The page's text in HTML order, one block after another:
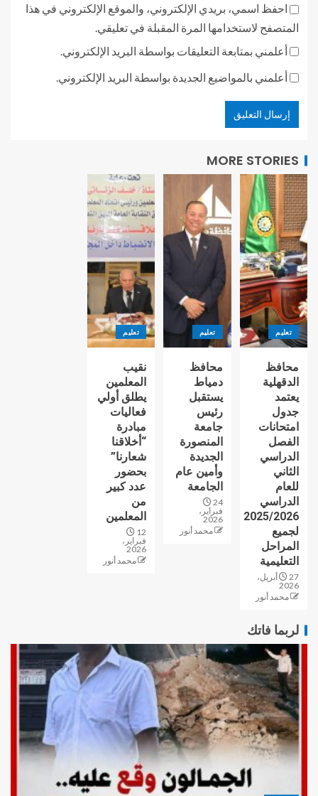
احفظ اسمي، بريدي الإلكتروني، والموقع الإلكتروني في هذا
المتصفح لاستخدامها المرة المقبلة في تعليقي.
أعلمني بمتابعة التعليقات بواسطة البريد الإلكتروني.
أعلمني بالمواضيع الجديدة بواسطة البريد الإلكتروني.
MORE STORIES
تعليم
محافظ
الدقهلية
يعتمد
جدول
امتحانات
الفصل
الدراسي
الثاني
للعام
الدراسي
2025/2026
لجميع
المراحل
التعليمية
27 أبريل،
2026
محمد أنور
تعليم
محافظ
دمياط
يستقبل
رئيس
جامعة
المنصورة
الجديدة
وأمين عام
الجامعة
24
فبراير،
2026
محمد أنور
تعليم
نقيب
المعلمين
يطلق أولي
فعاليات
مبادرة
“أخلاقنا
شعارنا”
بحضور
عدد كبير
من
المعلمين
12
فبراير،
2026
محمد أنور
لربما فاتك